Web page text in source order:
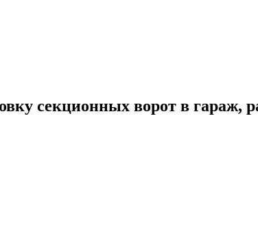
секционных ворот в гараж,